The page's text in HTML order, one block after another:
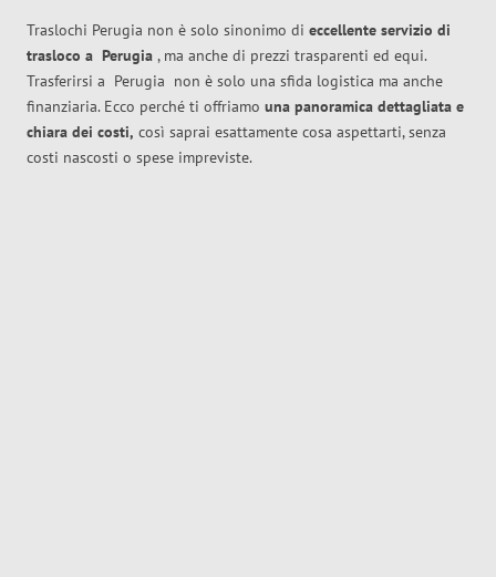
Traslochi Perugia non è solo sinonimo di eccellente servizio di
trasloco a Perugia , ma anche di prezzi trasparenti ed equi.
Trasferirsi a Perugia non è solo una sfida logistica ma anche
finanziaria. Ecco perché ti offriamo una panoramica dettagliata e
chiara dei costi, così saprai esattamente cosa aspettarti, senza
costi nascosti o spese impreviste.